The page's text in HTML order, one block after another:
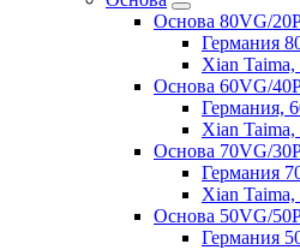
Основа 80VG/
Германия
Xian
Основа 60VG/
Германия,
Xian
Основа 70VG/
Германия
Xian
Основа 50VG/
Германия